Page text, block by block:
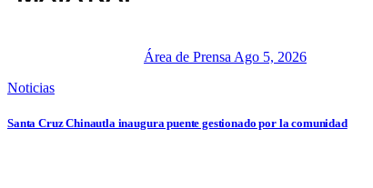
Área de Prensa Ago 5, 2026
Noticias
Santa Cruz Chinautla inaugura puente gestionado por la comunidad